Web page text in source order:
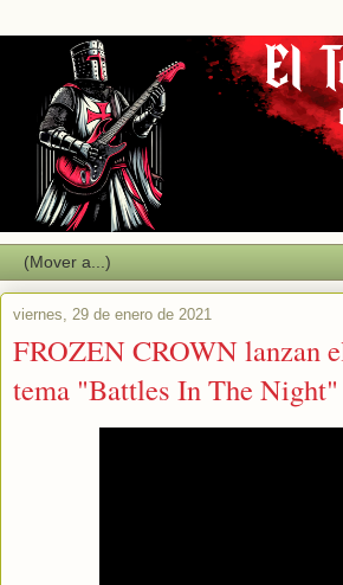
viernes, 29 de enero de 2021
FROZEN CROWN lanzan
tema "Battles In The Night"